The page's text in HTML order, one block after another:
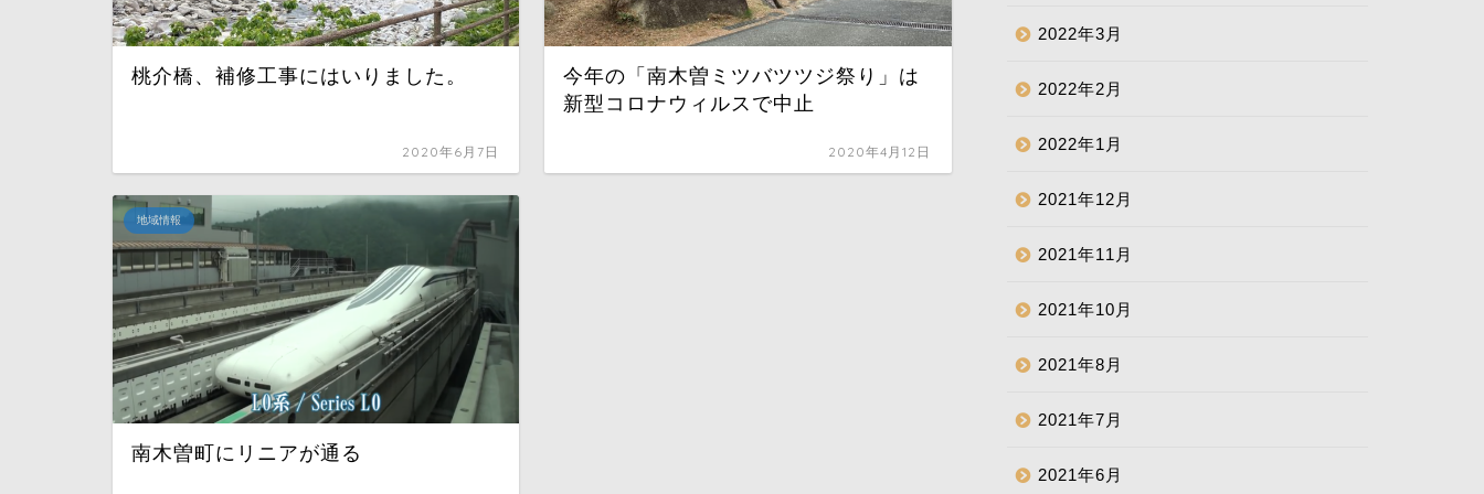
桃介橋、補修工事にはいりました。
2020年6月7日
今年の「南木曽ミツバツツジ祭り」は
新型コロナウィルスで中止
2020年4月12日
地域情報
南木曽町にリニアが通る
2022年3月
2022年2月
2022年1月
2021年12月
2021年11月
2021年10月
2021年8月
2021年7月
2021年6月